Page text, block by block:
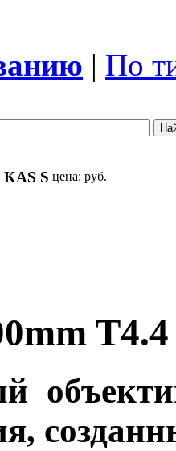
| По
KAS S цена: руб.